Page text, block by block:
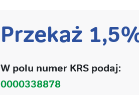
Przekaż
W polu numer KRS podaj:
0000338878